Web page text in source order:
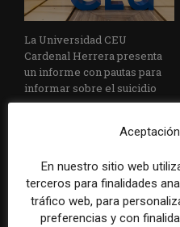
La Universidad CEU
Cardenal Herrera presenta
un informe con pautas para
informar sobre el suicidio
En nuestro sitio web
terceros para finalidades
tráfico web, para
preferencias y con